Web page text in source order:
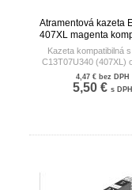
Atramentová kazeta
407XL magenta
Kazeta kompatibilná
C13T07U340 (407XL)
ml
pre tlačiarne
WORKFORCE
4745, EPSON
4,47 € bez DPH
5,50 € s DPH